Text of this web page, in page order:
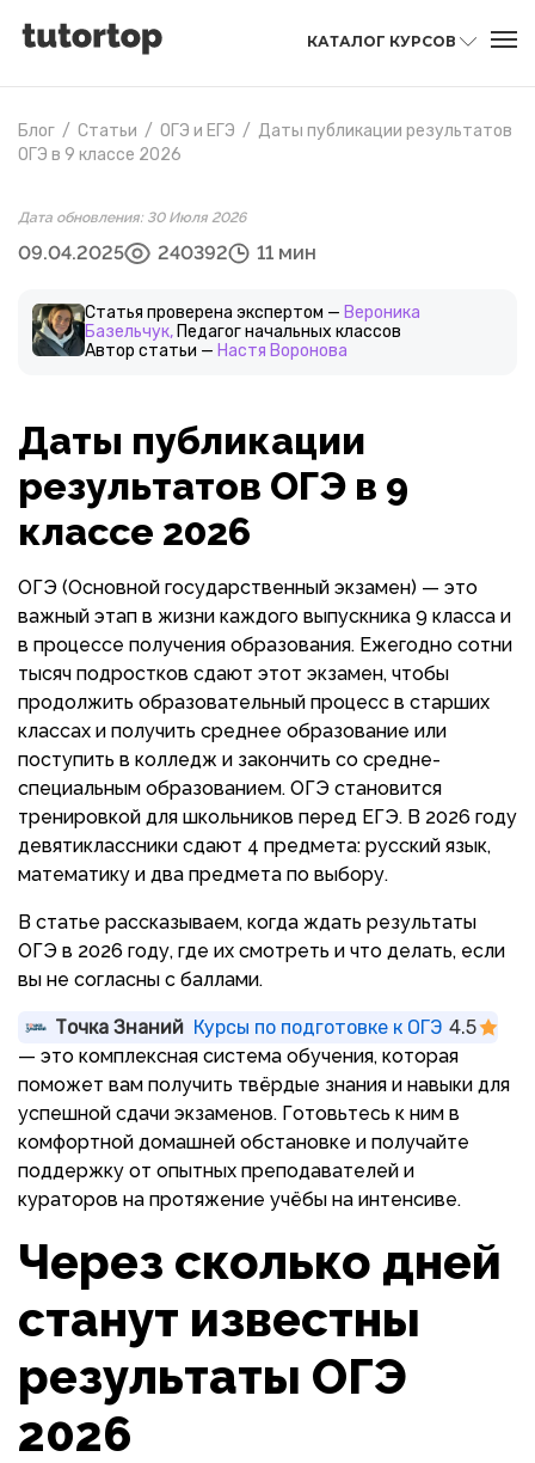
КАТАЛОГ КУРСОВ
Блог / Статьи / ОГЭ и ЕГЭ / Даты публикации результатов
ОГЭ в 9 классе 2026
Дата обновления: 30 Июля 2026
09.04.2025 240392 11 мин
Статья проверена экспертом — Вероника
Базельчук, Педагог начальных классов
Автор статьи — Настя Воронова
Даты публикации
результатов ОГЭ в 9
классе 2026
ОГЭ (Основной государственный экзамен) — это
важный этап в жизни каждого выпускника 9 класса и
в процессе получения образования. Ежегодно сотни
тысяч подростков сдают этот экзамен, чтобы
продолжить образовательный процесс в старших
классах и получить среднее образование или
поступить в колледж и закончить со средне-
специальным образованием. ОГЭ становится
тренировкой для школьников перед ЕГЭ. В 2026 году
девятиклассники сдают 4 предмета: русский язык,
математику и два предмета по выбору.
В статье рассказываем, когда ждать результаты
ОГЭ в 2026 году, где их смотреть и что делать, если
вы не согласны с баллами.
Точка Знаний Курсы по подготовке к ОГЭ 4.5
— это комплексная система обучения, которая
поможет вам получить твёрдые знания и навыки для
успешной сдачи экзаменов. Готовьтесь к ним в
комфортной домашней обстановке и получайте
поддержку от опытных преподавателей и
кураторов на протяжение учёбы на интенсиве.
Через сколько дней
станут известны
результаты ОГЭ
2026